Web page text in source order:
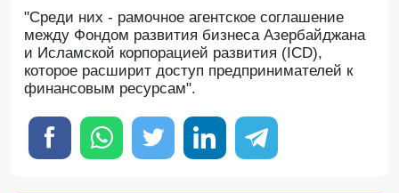
"Среди них - рамочное агентское соглашение
между Фондом развития бизнеса Азербайджана
и Исламской корпорацией развития (ICD),
которое расширит доступ предпринимателей к
финансовым ресурсам".